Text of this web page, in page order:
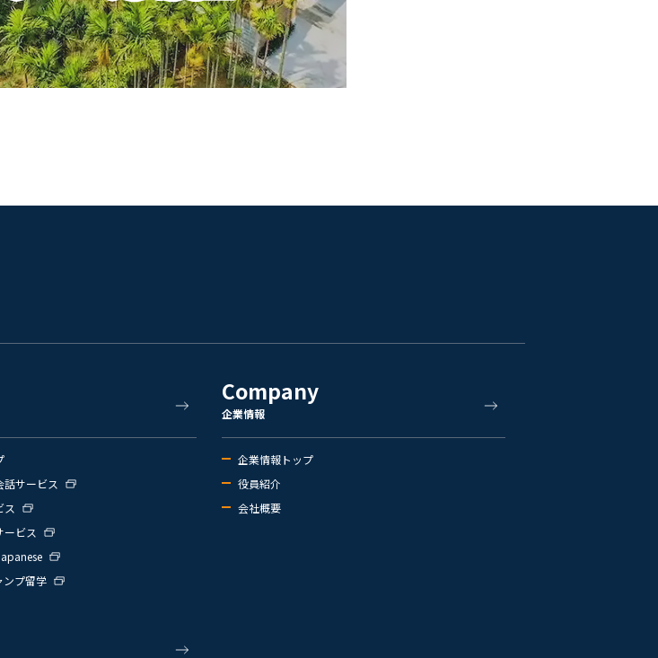
話サービス
ス
ービス
ンプ留学
Company
企業情報
企業情報トップ
役員紹介
会社概要